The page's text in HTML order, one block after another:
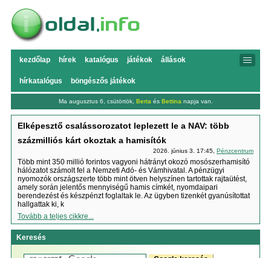
kezdőlap hírek katalógus játékok állások
hírkatalógus böngészős játékok
Ma augusztus 6, csütörtök, Berta és Bettina napja van.
Elképesztő csalássorozatot leplezett le a NAV: több
százmilliós kárt okoztak a hamisítók
2026. június 3. 17:45,Pénzcentrum
Több mint 350 millió forintos vagyoni hátrányt okozó mosószerhamisító
hálózatot számolt fel a Nemzeti Adó- és Vámhivatal. A pénzügyi
nyomozók országszerte több mint ötven helyszínen tartottak rajtaütést,
amely során jelentős mennyiségű hamis címkét, nyomdaipari
berendezést és készpénzt foglaltak le. Az ügyben tizenkét gyanúsítottat
hallgattak ki, k
Tovább a teljes cikkre...
Keresés